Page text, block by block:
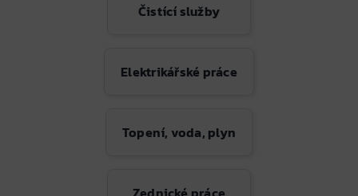
Čistící služby
Elektrikářské práce
Topení, voda, plyn